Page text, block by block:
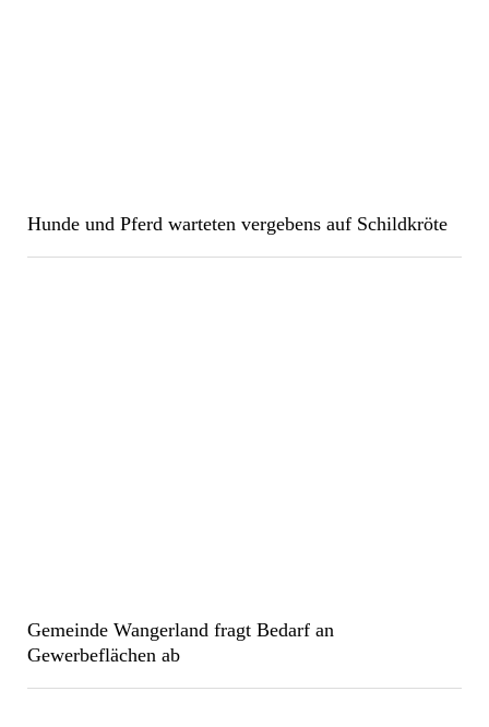
Hunde und Pferd warteten vergebens auf Schildkröte
Gemeinde Wangerland fragt Bedarf an
Gewerbeflächen ab